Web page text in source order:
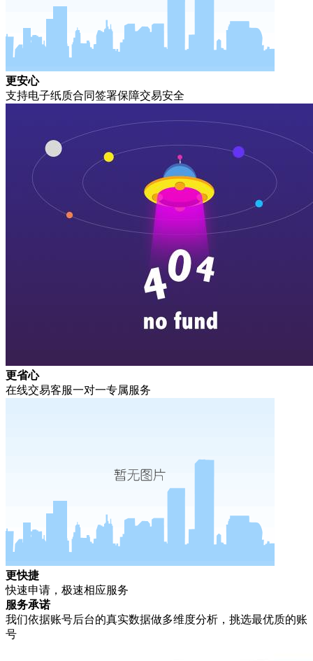
更安心
支持电子纸质合同签署保障交易安全
更省心
在线交易客服一对一专属服务
更快捷
快速申请，极速相应服务
服务承诺
我们依据账号后台的真实数据做多维度分析，挑选最优质的账
号